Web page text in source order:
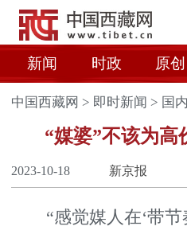
新闻 时政 原创
中国西藏网 > 即时新闻 > 国内
“媒婆”不该为高
2023-10-18 新京报
“感觉媒人在‘带节